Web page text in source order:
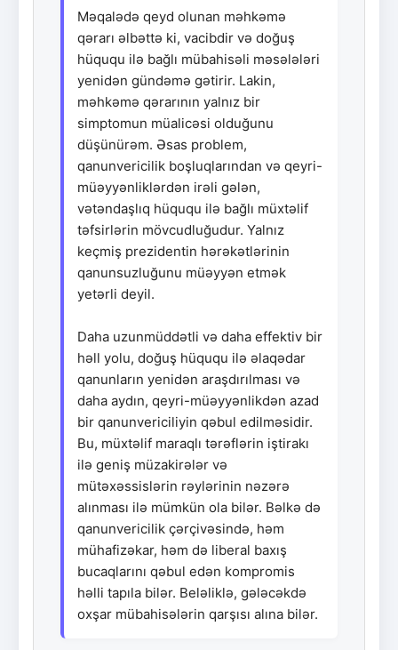
Məqalədə qeyd olunan məhkəmə
qərarı əlbəttə ki, vacibdir və doğuş
hüququ ilə bağlı mübahisəli məsələləri
yenidən gündəmə gətirir. Lakin,
məhkəmə qərarının yalnız bir
simptomun müalicəsi olduğunu
düşünürəm. Əsas problem,
qanunvericilik boşluqlarından və qeyri-
müəyyənliklərdən irəli gələn,
vətəndaşlıq hüququ ilə bağlı müxtəlif
təfsirlərin mövcudluğudur. Yalnız
keçmiş prezidentin hərəkətlərinin
qanunsuzluğunu müəyyən etmək
yetərli deyil.
Daha uzunmüddətli və daha effektiv bir
həll yolu, doğuş hüququ ilə əlaqədar
qanunların yenidən araşdırılması və
daha aydın, qeyri-müəyyənlikdən azad
bir qanunvericiliyin qəbul edilməsidir.
Bu, müxtəlif maraqlı tərəflərin iştirakı
ilə geniş müzakirələr və
mütəxəssislərin rəylərinin nəzərə
alınması ilə mümkün ola bilər. Bəlkə də
qanunvericilik çərçivəsində, həm
mühafizəkar, həm də liberal baxış
bucaqlarını qəbul edən kompromis
həlli tapıla bilər. Beləliklə, gələcəkdə
oxşar mübahisələrin qarşısı alına bilər.